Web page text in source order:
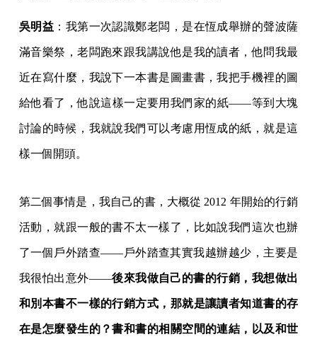
吳明益 ：我第一次認識鄭老闆，是在恆成舉辦的聲波薩
滿音樂祭，老闆跑來跟我講說他是我的讀者，他問我最
近在寫什麼，我說下一本書是圖畫書，我把手機裡的圖
給他看了，他說這樣一定要用我們家的紙——等到大塊
討論的時候，我就說我們可以考慮用恆成的紙，就是這
樣一個開頭。
第二個事情是，我自己的書，大概從 2012 年開始的行銷
活動，就跟一般的書不太一樣了，比如說我們這次也辦
了一個戶外踏查——戶外踏查其實我越辦越少，主要是
我很怕出意外——後來我做自己的書的行銷，我想做出
和別本書不一樣的行銷方式，那就是讓讀者知道書的存
在是怎麼發生的？書和書的相關空間的連結，以及和世